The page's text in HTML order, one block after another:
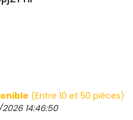
(Entre 10 et 50 pièces)
14:46:50